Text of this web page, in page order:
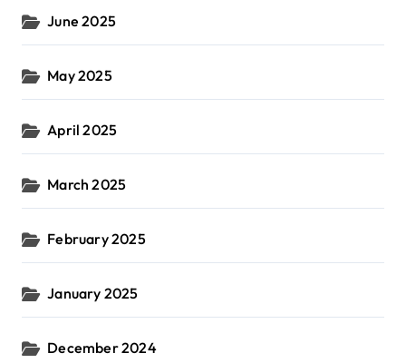
June 2025
May 2025
April 2025
March 2025
February 2025
January 2025
December 2024